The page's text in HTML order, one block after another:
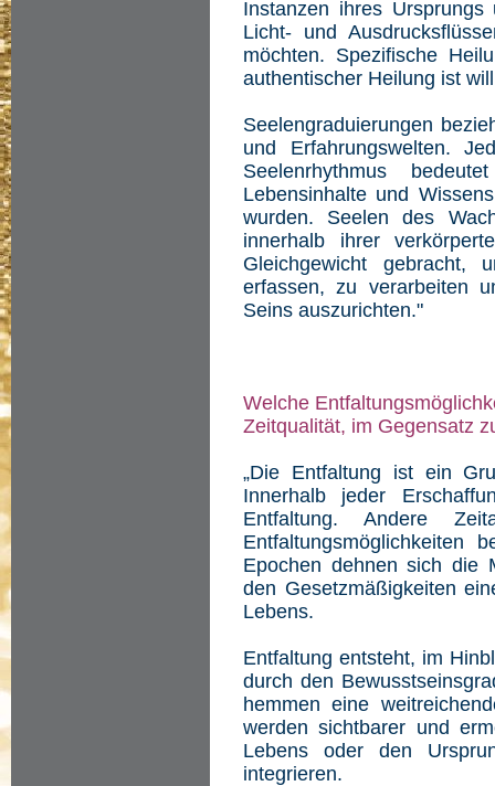
Instanzen ihres
Licht- und
möchten. Spezifische
authentischer Heilung ist
Seelengraduierungen
und Erfahrungswelten.
Seelenrhythmus
Lebensinhalte und
wurden. Seelen des
innerhalb ihrer
Gleichgewicht
erfassen, zu verarbeiten
Seins auszurichten."
Welche
Zeitqualität, im Gegensatz
„Die Entfaltung ist ein
Innerhalb jeder
Entfaltung. Andere
Entfaltungsmöglichkeiten
Epochen dehnen sich die
den Gesetzmäßigkeiten
Lebens.
Entfaltung entsteht, im
durch den
hemmen eine
werden sichtbarer und
Lebens oder den
integrieren.